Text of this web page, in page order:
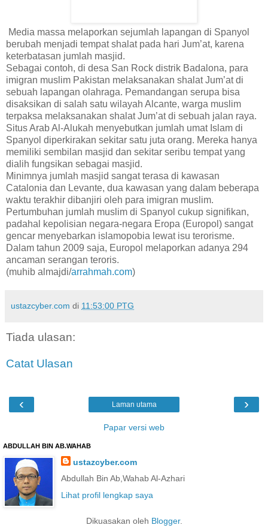
Media massa melaporkan sejumlah lapangan di Spanyol
berubah menjadi tempat shalat pada hari Jum’at, karena
keterbatasan jumlah masjid.
Sebagai contoh, di desa San Rock distrik Badalona, para
imigran muslim Pakistan melaksanakan shalat Jum’at di
sebuah lapangan olahraga. Pemandangan serupa bisa
disaksikan di salah satu wilayah Alcante, warga muslim
terpaksa melaksanakan shalat Jum’at di sebuah jalan raya.
Situs Arab Al-Alukah menyebutkan jumlah umat Islam di
Spanyol diperkirakan sekitar satu juta orang. Mereka hanya
memiliki sembilan masjid dan sekitar seribu tempat yang
dialih fungsikan sebagai masjid.
Minimnya jumlah masjid sangat terasa di kawasan
Catalonia dan Levante, dua kawasan yang dalam beberapa
waktu terakhir dibanjiri oleh para imigran muslim.
Pertumbuhan jumlah muslim di Spanyol cukup signifikan,
padahal kepolisian negara-negara Eropa (Europol) sangat
gencar menyebarkan islamopobia lewat isu terorisme.
Dalam tahun 2009 saja, Europol melaporkan adanya 294
ancaman serangan teroris.
(muhib almajdi/arrahmah.com)
ustazcyber.com di 11:53:00 PTG
Tiada ulasan:
Catat Ulasan
‹ ›
Laman utama
Papar versi web
ABDULLAH BIN AB.WAHAB
ustazcyber.com
Abdullah Bin Ab,Wahab Al-Azhari
Lihat profil lengkap saya
Dikuasakan oleh Blogger.